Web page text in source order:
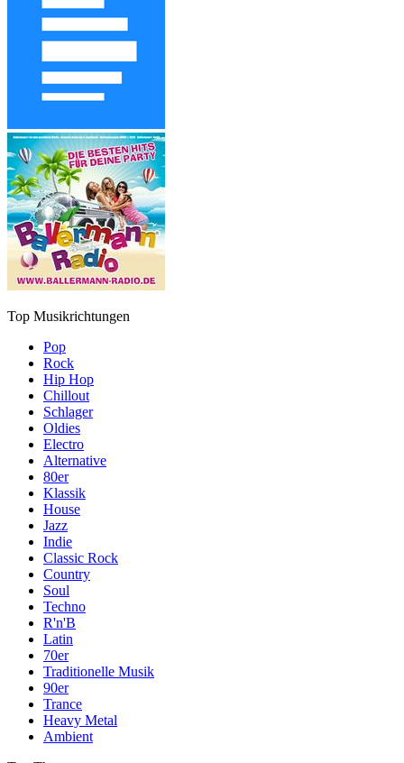
Top Musikrichtungen
Pop
Rock
Hip Hop
Chillout
Schlager
Oldies
Electro
Alternative
80er
Klassik
House
Jazz
Indie
Classic Rock
Country
Soul
Techno
R'n'B
Latin
70er
Traditionelle Musik
90er
Trance
Heavy Metal
Ambient